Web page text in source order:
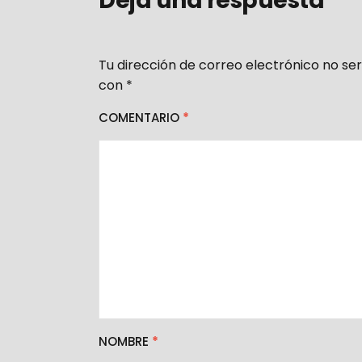
Tu dirección de correo electrónico no
con *
COMENTARIO *
NOMBRE *